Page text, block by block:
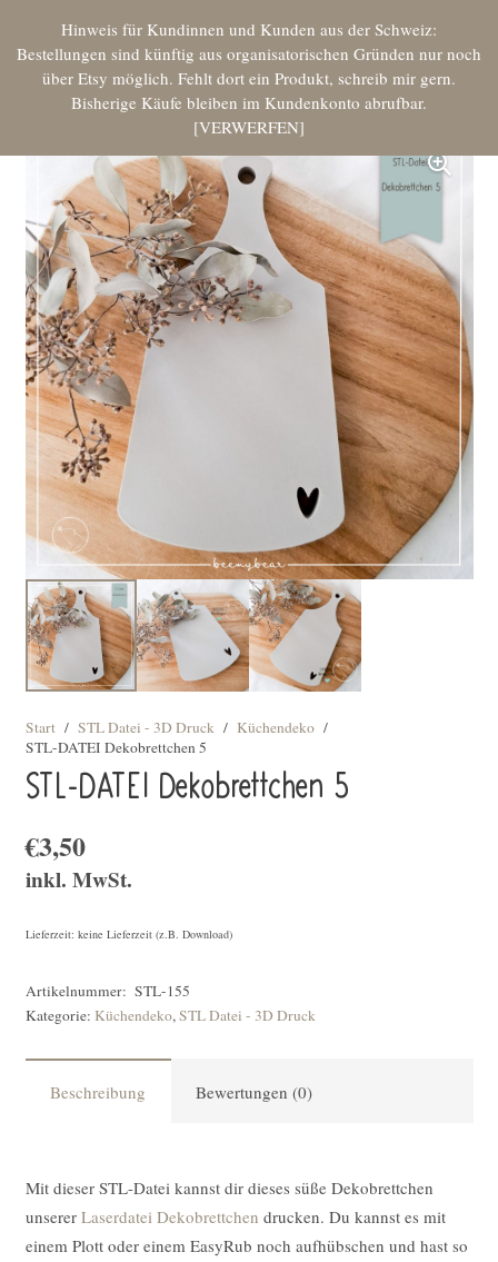
Hinweis für Kundinnen und Kunden aus der Schweiz:
Bestellungen sind künftig aus organisatorischen Gründen nur noch
über Etsy möglich. Fehlt dort ein Produkt, schreib mir gern.
Bisherige Käufe bleiben im Kundenkonto abrufbar.
VERWERFEN
Start / STL Datei - 3D Druck / Küchendeko /
STL-DATEI Dekobrettchen 5
STL-DATEI Dekobrettchen 5
€3,50
inkl. MwSt.
Lieferzeit: keine Lieferzeit (z.B. Download)
Artikelnummer: STL-155
Kategorie: Küchendeko,STL Datei - 3D Druck
Beschreibung Bewertungen (0)
Mit dieser STL-Datei kannst dir dieses süße Dekobrettchen
unserer Laserdatei Dekobrettchen drucken. Du kannst es mit
einem Plott oder einem EasyRub noch aufhübschen und hast so